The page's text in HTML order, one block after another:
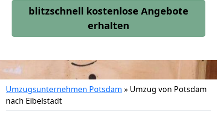
blitzschnell kostenlose Angebote
erhalten
Umzugsunternehmen Potsdam » Umzug von Potsdam
nach Eibelstadt